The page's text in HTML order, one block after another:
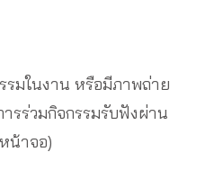
รมในงาน หรือมีภาพถ่าย
รร่วมกิจกรรมรับฟังผ่าน
น้าจอ)